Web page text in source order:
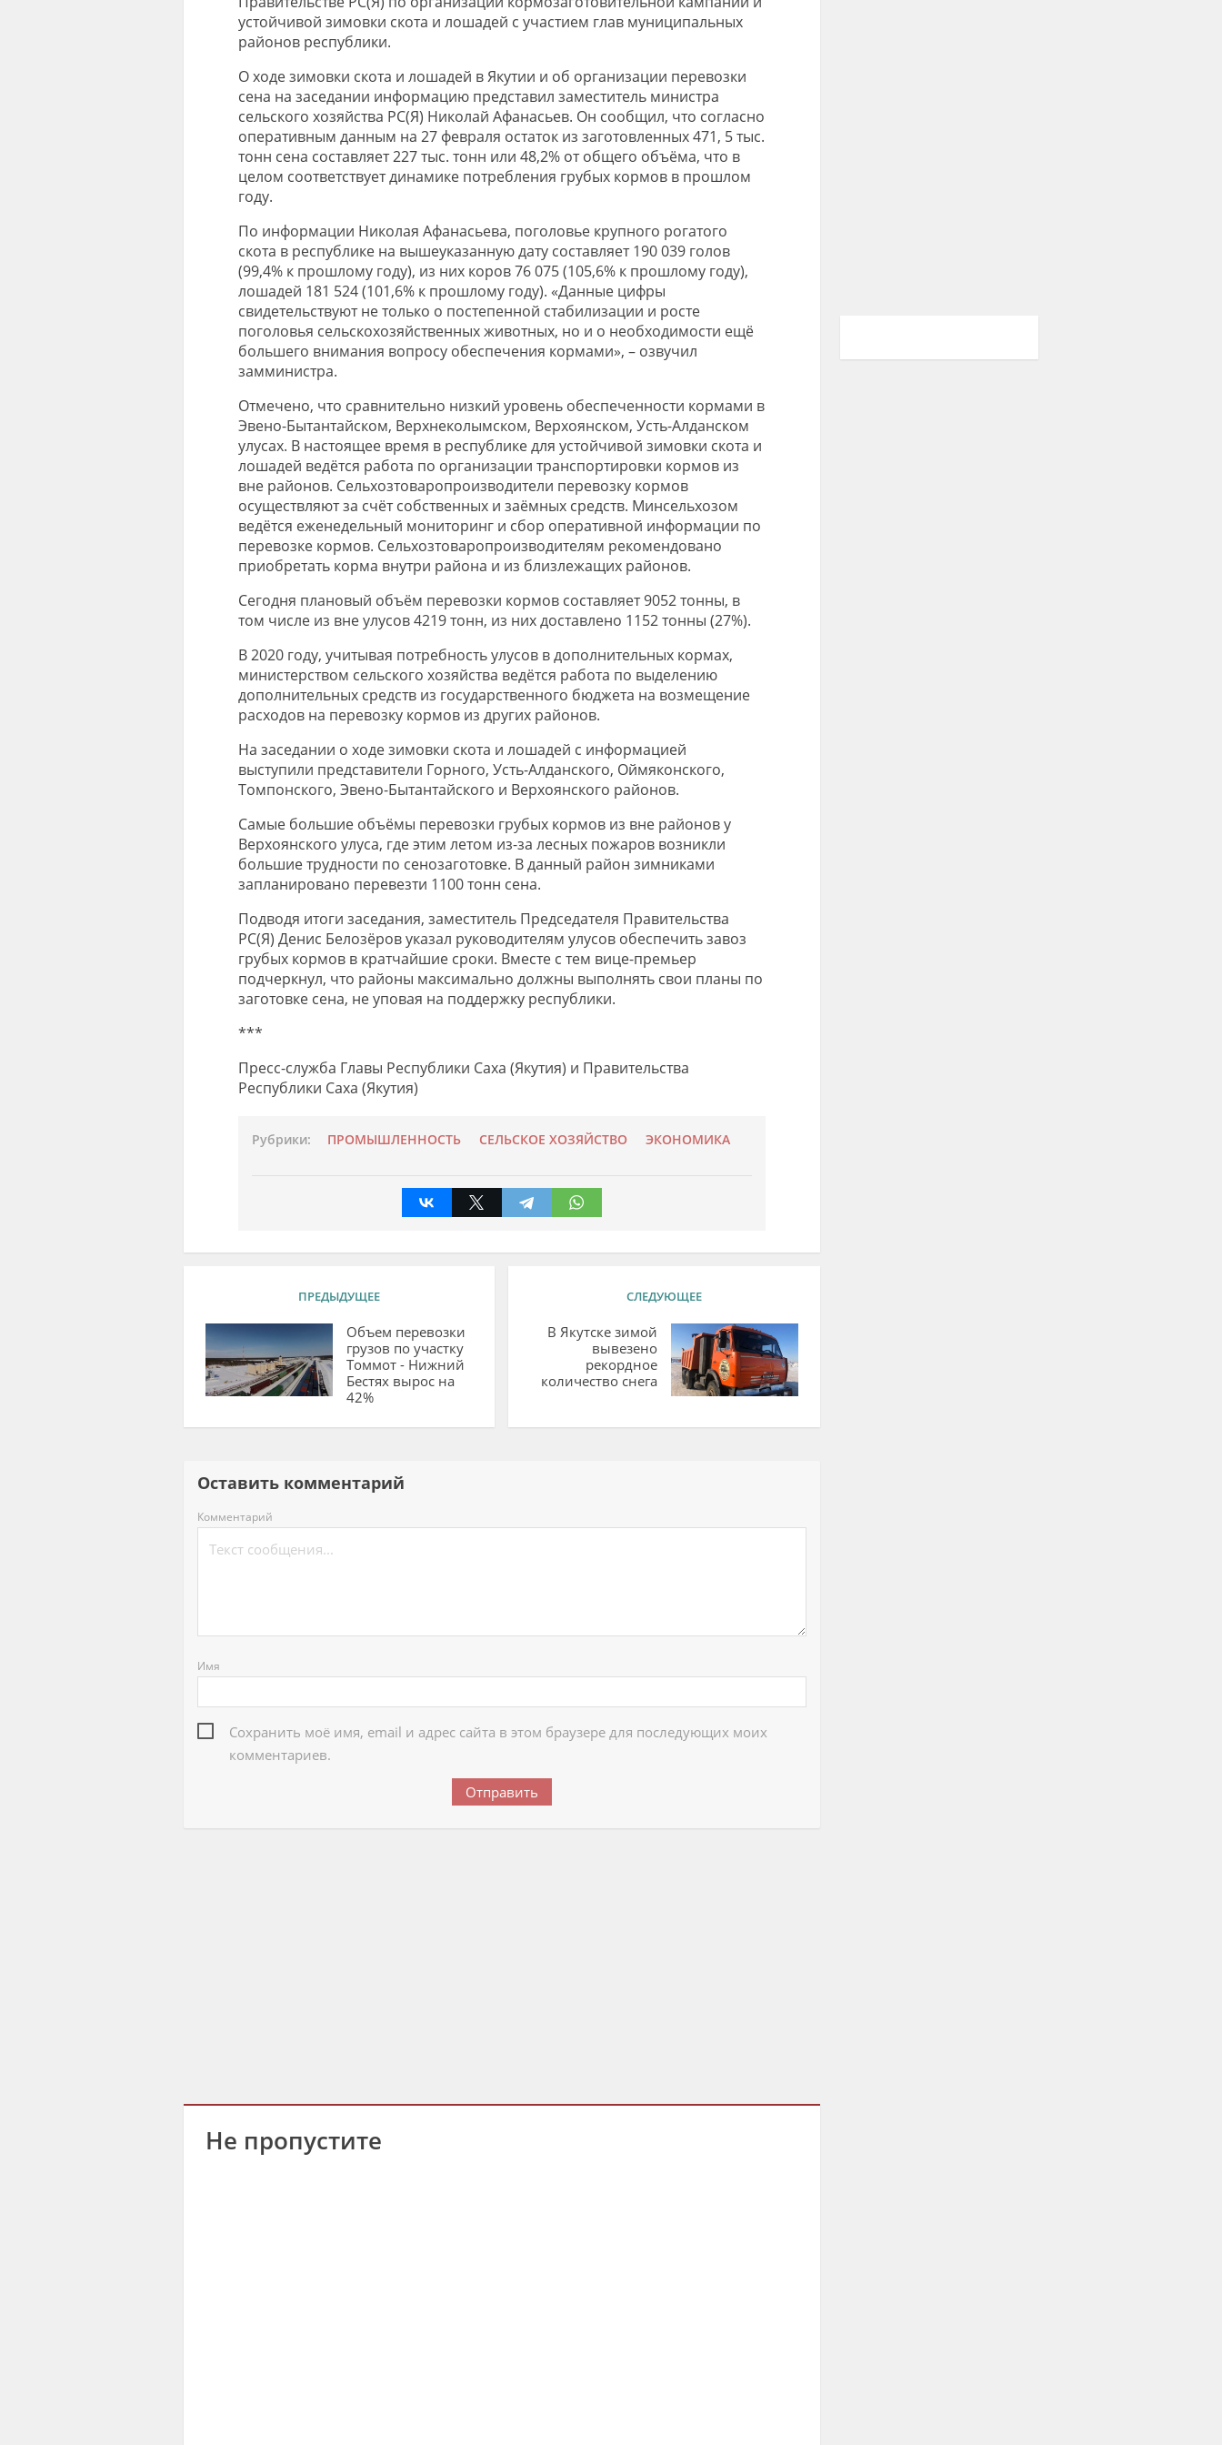
устойчивой зимовки скота и лошадей с участием глав муниципальных
районов республики.
О ходе зимовки скота и лошадей в Якутии и об организации перевозки
сена на заседании информацию представил заместитель министра
сельского хозяйства РС(Я) Николай Афанасьев. Он сообщил, что согласно
оперативным данным на 27 февраля остаток из заготовленных 471, 5 тыс.
тонн сена составляет 227 тыс. тонн или 48,2% от общего объёма, что в
целом соответствует динамике потребления грубых кормов в прошлом
году.
По информации Николая Афанасьева, поголовье крупного рогатого
скота в республике на вышеуказанную дату составляет 190 039 голов
(99,4% к прошлому году), из них коров 76 075 (105,6% к прошлому году),
лошадей 181 524 (101,6% к прошлому году). «Данные цифры
свидетельствуют не только о постепенной стабилизации и росте
поголовья сельскохозяйственных животных, но и о необходимости ещё
большего внимания вопросу обеспечения кормами», – озвучил
замминистра.
Отмечено, что сравнительно низкий уровень обеспеченности кормами в
Эвено-Бытантайском, Верхнеколымском, Верхоянском, Усть-Алданском
улусах. В настоящее время в республике для устойчивой зимовки скота и
лошадей ведётся работа по организации транспортировки кормов из
вне районов. Сельхозтоваропроизводители перевозку кормов
осуществляют за счёт собственных и заёмных средств. Минсельхозом
ведётся еженедельный мониторинг и сбор оперативной информации по
перевозке кормов. Сельхозтоваропроизводителям рекомендовано
приобретать корма внутри района и из близлежащих районов.
Сегодня плановый объём перевозки кормов составляет 9052 тонны, в
том числе из вне улусов 4219 тонн, из них доставлено 1152 тонны (27%).
В 2020 году, учитывая потребность улусов в дополнительных кормах,
министерством сельского хозяйства ведётся работа по выделению
дополнительных средств из государственного бюджета на возмещение
расходов на перевозку кормов из других районов.
На заседании о ходе зимовки скота и лошадей с информацией
выступили представители Горного, Усть-Алданского, Оймяконского,
Томпонского, Эвено-Бытантайского и Верхоянского районов.
Самые большие объёмы перевозки грубых кормов из вне районов у
Верхоянского улуса, где этим летом из-за лесных пожаров возникли
большие трудности по сенозаготовке. В данный район зимниками
запланировано перевезти 1100 тонн сена.
Подводя итоги заседания, заместитель Председателя Правительства
РС(Я) Денис Белозёров указал руководителям улусов обеспечить завоз
грубых кормов в кратчайшие сроки. Вместе с тем вице-премьер
подчеркнул, что районы максимально должны выполнять свои планы по
заготовке сена, не уповая на поддержку республики.
***
Пресс-служба Главы Республики Саха (Якутия) и Правительства
Республики Саха (Якутия)
Рубрики: ПРОМЫШЛЕННОСТЬ СЕЛЬСКОЕ ХОЗЯЙСТВО ЭКОНОМИКА
ПРЕДЫДУЩЕЕ
Объем перевозки
грузов по участку
Томмот - Нижний
Бестях вырос на
42%
СЛЕДУЮЩЕЕ
В Якутске зимой
вывезено
рекордное
количество снега
Оставить комментарий
Комментарий
Имя
Сохранить моё имя, email и адрес сайта в этом браузере для последующих моих
комментариев.
Не пропустите